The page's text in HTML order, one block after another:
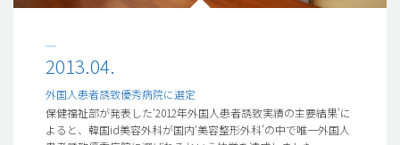
2013.04.
外国人患者誘致優秀病院に選定
保健福祉部が発表した‘2012年外国人患者誘致実績の主要結果’に
よると、韓国id美容外科が国内‘美容整形外科’の中で唯一外国人